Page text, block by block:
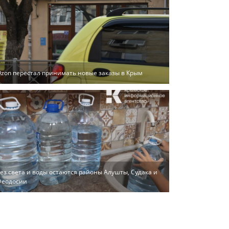
перестал принимать новые заказы в Крым
света и воды остаются районы Алушты, Судака и